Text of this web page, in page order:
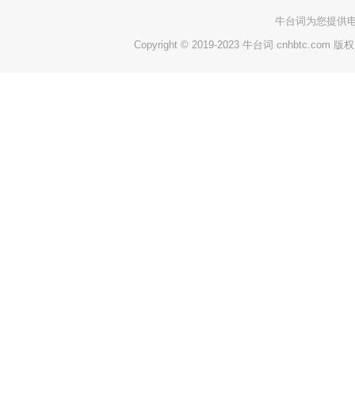
牛台词 为您提供
Copyright © 2019-2023 牛台词 cnhbtc.com 版